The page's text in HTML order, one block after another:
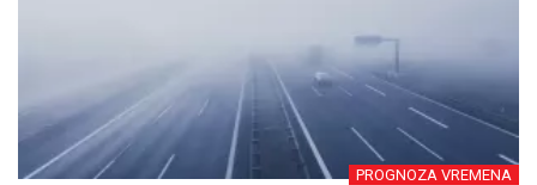
PROGNOZA VREMENA